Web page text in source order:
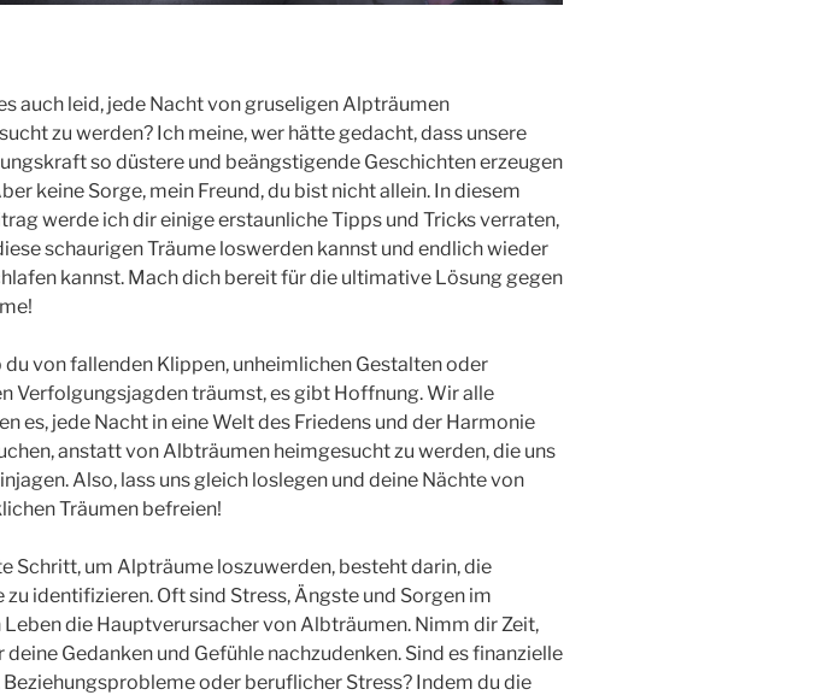
auch leid, jede Nacht von gruseligen Alpträumen
zu werden? Ich meine, wer hätte gedacht, dass unsere
so düstere und beängstigende Geschichten erzeugen
keine Sorge, mein Freund, du bist nicht allein. In diesem
werde ich dir einige erstaunliche Tipps und Tricks verraten,
schaurigen Träume loswerden kannst und endlich wieder
kannst. Mach dich bereit für die ultimative Lösung gegen
du von fallenden Klippen, unheimlichen Gestalten oder
Verfolgungsjagden träumst, es gibt Hoffnung. Wir alle
es, jede Nacht in eine Welt des Friedens und der Harmonie
anstatt von Albträumen heimgesucht zu werden, die uns
Also, lass uns gleich loslegen und deine Nächte von
Träumen befreien!
Schritt, um Alpträume loszuwerden, besteht darin, die
zu identifizieren. Oft sind Stress, Ängste und Sorgen im
Leben die Hauptverursacher von Albträumen. Nimm dir Zeit,
deine Gedanken und Gefühle nachzudenken. Sind es finanzielle
Beziehungsprobleme oder beruflicher Stress? Indem du die